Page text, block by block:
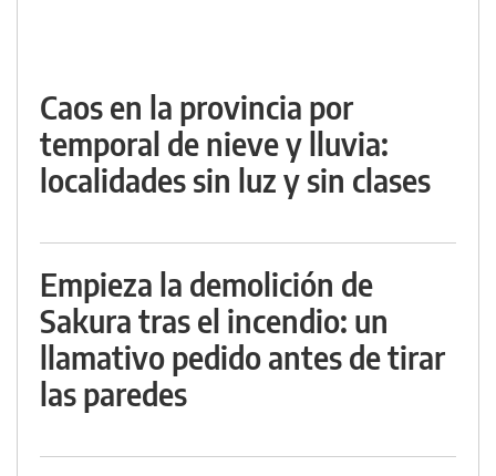
Caos en la provincia por
temporal de nieve y lluvia:
localidades sin luz y sin clases
Empieza la demolición de
Sakura tras el incendio: un
llamativo pedido antes de tirar
las paredes